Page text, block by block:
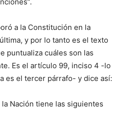
a la Constitución en la
y por lo tanto es el texto
puntualiza cuáles son las
Es el artículo 99, inciso 4 -lo
es el tercer párrafo- y dice así:
Nación tiene las siguientes